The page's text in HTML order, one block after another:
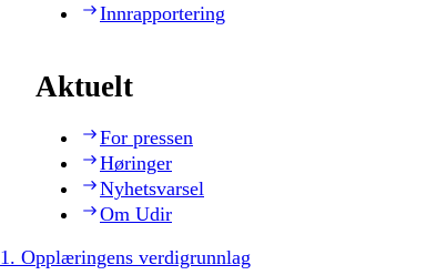
Innrapportering
Aktuelt
For pressen
Høringer
Nyhetsvarsel
Om Udir
1. Opplæringens verdigrunnlag